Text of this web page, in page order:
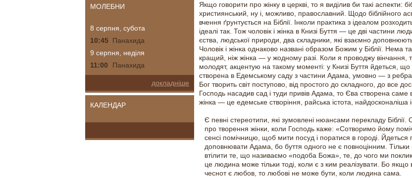
Якщо говорити про жінку в церкві, то я виділив би такі аспекти:
християнський, ну і, можливо, православний. Щодо біблійного
вчення ґрунтується на Біблії. Інколи практика з ідеалом
ідеалі так. Тож чоловік і жінка в Книзі Буття — це дві частини
єства, людської природи, два складники, які взаємно
Чоловік і жінка однаково названі образом Божим у Біблії. Нема
кращий, ніж жінка — у жодному разі. Коли я проводжу вінчання,
молодят, акцентую на такому моменті: у Книзі Буття йдеться, що
створена в Едемському саду з частини Адама, умовно — з
Бог творить світ поступово, від простого до складного, до все
Господь насадив сад і туди привів Адама, то Єва створена саме
жінка — це едемське створіння, райська істота, найдосконаліша
Є певні стереотипи, які зумовлені нюансами перекладу
про творення жінки, коли Господь каже: «Сотворимо йому
сенсі помічницю, щоб мити посуд і поратися в городі.
доповнювати Адама, бо буття одного не є повноцінним.
втілити те, що називаємо «подоба Божа», те, до чого ми
це людина може тільки тоді, коли є з ким реалізувати. Бо
чеснот є любов, то любові не може бути, коли людина сама.
МОЛЕБНИ
8 серпня, субота
10:45 Панахида
9 серпня, неділя
11:00
Панахида
докладніше
КАЛЕНДАР